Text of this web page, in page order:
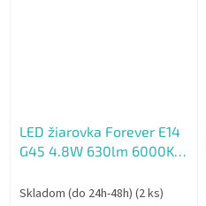
LED žiarovka Forever E14
G45 4.8W 630lm 6000K
E
Skladom (do 24h-48h) (2 ks)